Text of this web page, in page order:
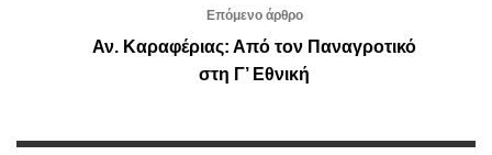
Επόμενο άρθρο
Αν. Καραφέριας: Από τον Παναγροτικό
στη Γ’ Εθνική